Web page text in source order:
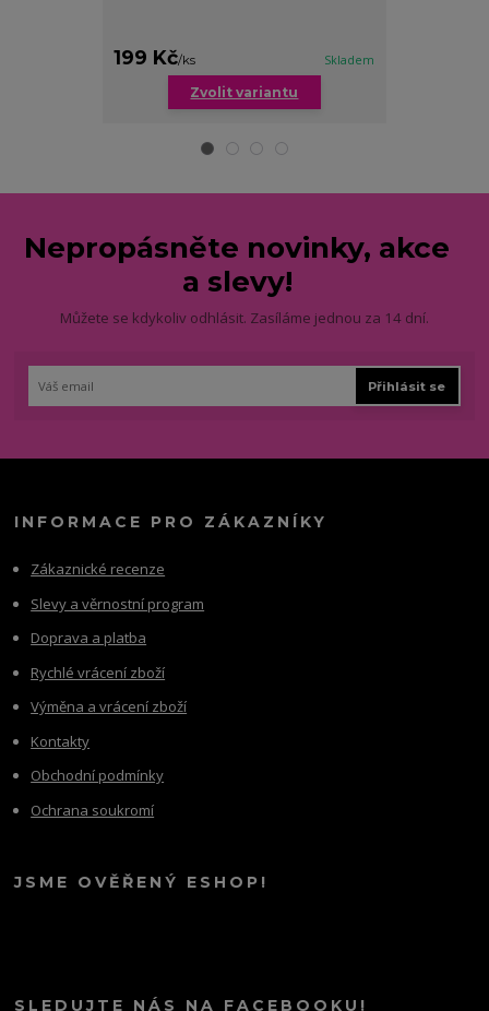
199 Kč/ks Skladem
Zvolit variantu
Nepropásněte novinky, akce
a slevy!
Můžete se kdykoliv odhlásit. Zasíláme jednou za 14 dní.
Přihlásit se
INFORMACE PRO ZÁKAZNÍKY
Zákaznické recenze
Slevy a věrnostní program
Doprava a platba
Rychlé vrácení zboží
Výměna a vrácení zboží
Kontakty
Obchodní podmínky
Ochrana soukromí
JSME OVĚŘENÝ ESHOP!
SLEDUJTE NÁS NA FACEBOOKU!